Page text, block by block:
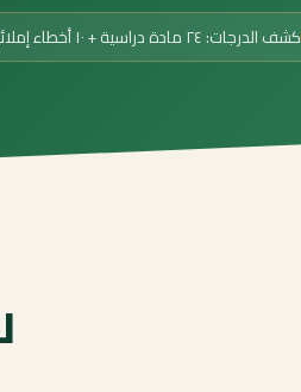
كشف الدرجات: ٢٤ مادة دراسية + ١٠ أخطاء إملائية